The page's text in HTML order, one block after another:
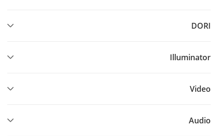
DORI
Illuminator
Video
Audio